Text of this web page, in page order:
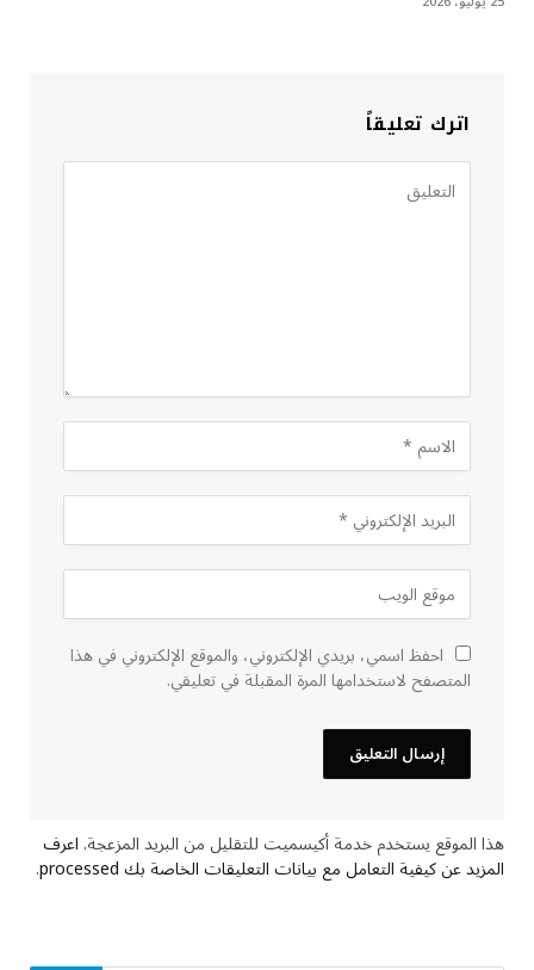
اترك تعليقاً
احفظ اسمي، بريدي الإلكتروني، والموقع الإلكتروني في هذا
المتصفح لاستخدامها المرة المقبلة في تعليقي.
هذا الموقع يستخدم خدمة أكيسميت للتقليل من البريد المزعجة.اعرف
المزيد عن كيفية التعامل مع بيانات التعليقات الخاصة بك processed .